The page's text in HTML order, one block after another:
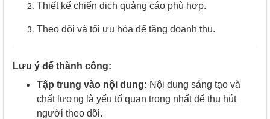
Thiết kế chiến dịch quảng cáo phù hợp.
Theo dõi và tối ưu hóa để tăng doanh thu.
Lưu ý để thành công:
Tập trung vào nội dung: Nội dung sáng tạo và
chất lượng là yếu tố quan trọng nhất để thu hút
người theo dõi.